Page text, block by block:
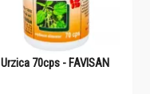
Urzica 70cps - FAVISAN